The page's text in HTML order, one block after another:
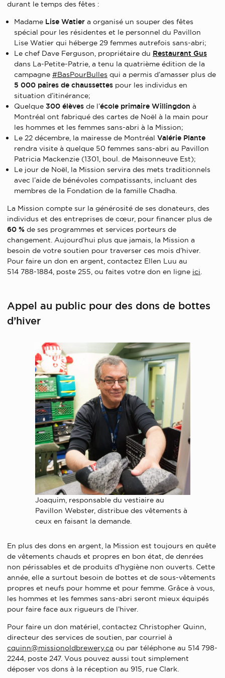
durant le temps des fêtes :
Madame Lise Watier a organisé un souper des fêtes
spécial pour les résidentes et le personnel du Pavillon
Lise Watier qui héberge 29 femmes autrefois sans-abri;
Le chef Dave Ferguson, propriétaire du Restaurant Gus
dans La-Petite-Patrie, a tenu la quatrième édition de la
campagne #BasPourBulles qui a permis d’amasser plus de
5 000 paires de chaussettes pour les individus en
situation d’itinérance;
Quelque 300 élèves de l’école primaire Willingdon à
Montréal ont fabriqué des cartes de Noël à la main pour
les hommes et les femmes sans-abri à la Mission;
Le 22 décembre, la mairesse de Montréal Valérie Plante
rendra visite à quelque 50 femmes sans-abri au Pavillon
Patricia Mackenzie (1301, boul. de Maisonneuve Est);
Le jour de Noël, la Mission servira des mets traditionnels
avec l’aide de bénévoles compatissants, incluant des
membres de la Fondation de la famille Chadha.
La Mission compte sur la générosité de ses donateurs, des
individus et des entreprises de cœur, pour financer plus de
60 % de ses programmes et services porteurs de
changement. Aujourd’hui plus que jamais, la Mission a
besoin de votre soutien pour traverser ces mois d’hiver.
Pour faire un don en argent, contactez Ellen Luu au
514 788-1884, poste 255, ou faites votre don en ligne ici.
Appel au public pour des dons de bottes
d’hiver
Joaquim, responsable du vestiaire au
Pavillon Webster, distribue des vêtements à
ceux en faisant la demande.
En plus des dons en argent, la Mission est toujours en quête
de vêtements chauds et propres en bon état, de denrées
non périssables et de produits d’hygiène non ouverts. Cette
année, elle a surtout besoin de bottes et de sous-vêtements
propres et neufs pour homme et pour femme. Grâce à vous,
les hommes et les femmes sans-abri seront mieux équipés
pour faire face aux rigueurs de l’hiver.
Pour faire un don matériel, contactez Christopher Quinn,
directeur des services de soutien, par courriel à
cquinn@missionoldbrewery.ca ou par téléphone au 514 798-
2244, poste 247. Vous pouvez aussi tout simplement
déposer vos dons à la réception au 915, rue Clark.